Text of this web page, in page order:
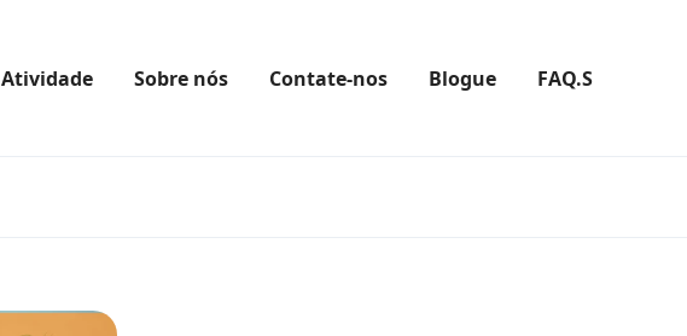
Atividade Sobre nós Contate-nos Blogue FAQ.S